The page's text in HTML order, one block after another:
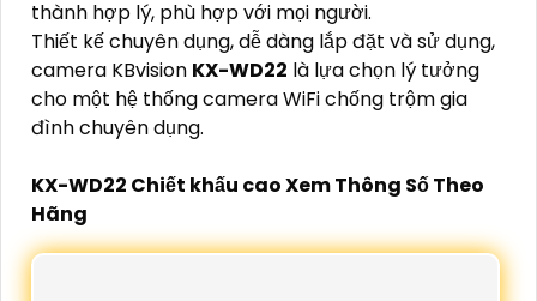
thành hợp lý, phù hợp với mọi người.
Thiết kế chuyên dụng, dễ dàng lắp đặt và sử dụng,
camera KBvision KX-WD22 là lựa chọn lý tưởng
cho một hệ thống camera WiFi chống trộm gia
đình chuyên dụng.
KX-WD22 Chiết khấu cao Xem Thông Số Theo
Hãng